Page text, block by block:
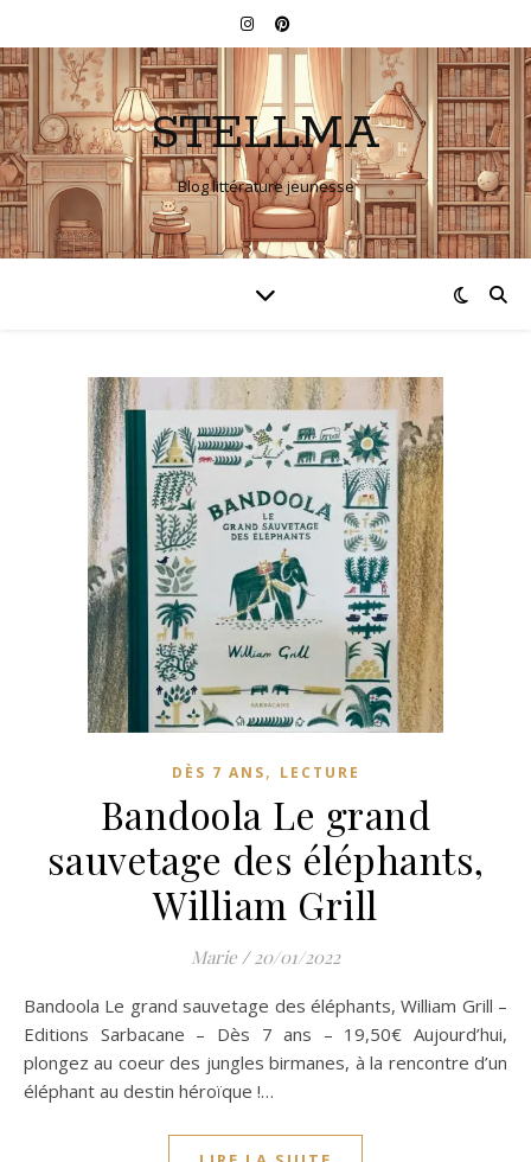
STELLMA
Blog littérature jeunesse
DÈS 7 ANS, LECTURE
Bandoola Le grand
sauvetage des éléphants,
William Grill
Marie / 20/01/2022
Bandoola Le grand sauvetage des éléphants, William Grill –
Editions Sarbacane – Dès 7 ans – 19,50€ Aujourd’hui,
plongez au coeur des jungles birmanes, à la rencontre d’un
éléphant au destin héroïque !…